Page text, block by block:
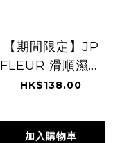
【期間限定】JP
FLEUR 滑順濕潤
年輪蛋糕 6件
HK$138.00
加入購物車